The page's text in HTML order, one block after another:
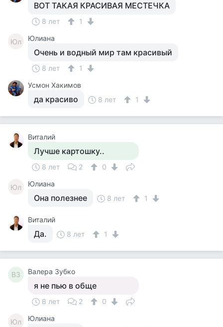
ВОТ ТАКАЯ КРАСИВАЯ МЕСТЕЧКА
8 лет 1
Юл Юлиана
Очень и водный мир там красивый
8 лет
1
Усмон Хакимов
да красиво 8 лет 1
Виталий
Лучше картошку..
8 лет 2 0
Юл Юлиана
Она полезнее 8 лет 1
Виталий
Да. 8 лет 1
ВЗ Валера Зубко
я не пью в обще
8 лет 2 0
Юл Юлиана